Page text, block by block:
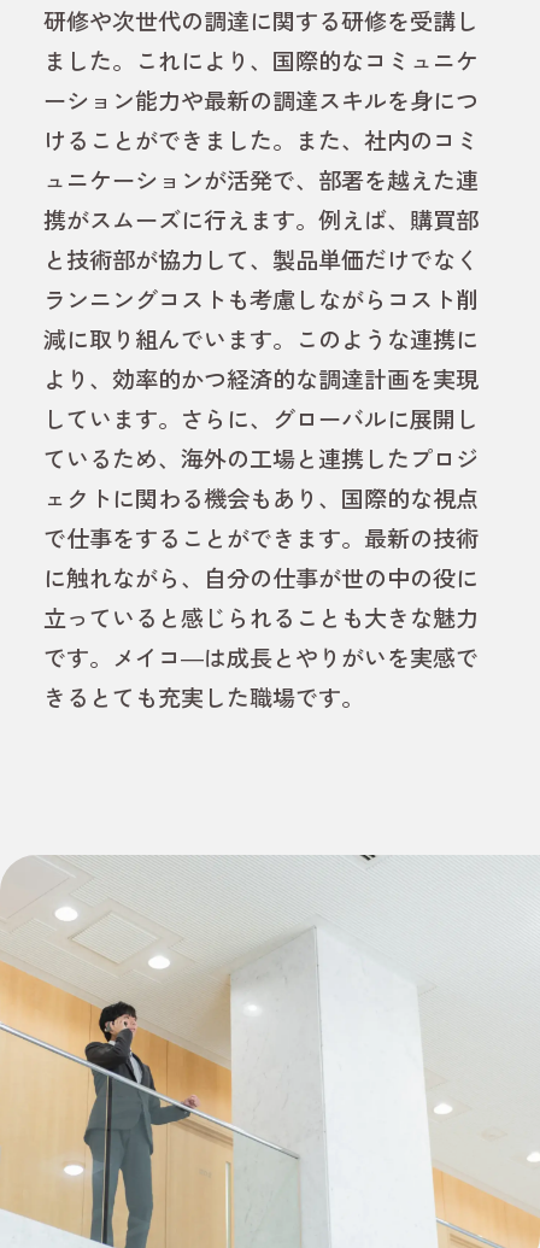
研修や次世代の調達に関する研修を受講し
ました。これにより、国際的なコミュニケ
ーション能力や最新の調達スキルを身につ
けることができました。また、社内のコミ
ュニケーションが活発で、部署を越えた連
携がスムーズに行えます。例えば、購買部
と技術部が協力して、製品単価だけでなく
ランニングコストも考慮しながらコスト削
減に取り組んでいます。このような連携に
より、効率的かつ経済的な調達計画を実現
しています。さらに、グローバルに展開し
ているため、海外の工場と連携したプロジ
ェクトに関わる機会もあり、国際的な視点
で仕事をすることができます。最新の技術
に触れながら、自分の仕事が世の中の役に
立っていると感じられることも大きな魅力
です。メイコ―は成長とやりがいを実感で
きるとても充実した職場です。